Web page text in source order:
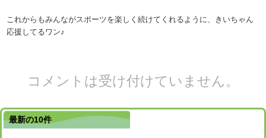
これからもみんながスポーツを楽しく続けてくれるように、きいちゃん
応援してるワン♪
コメントは受け付けていません。
最新の10件